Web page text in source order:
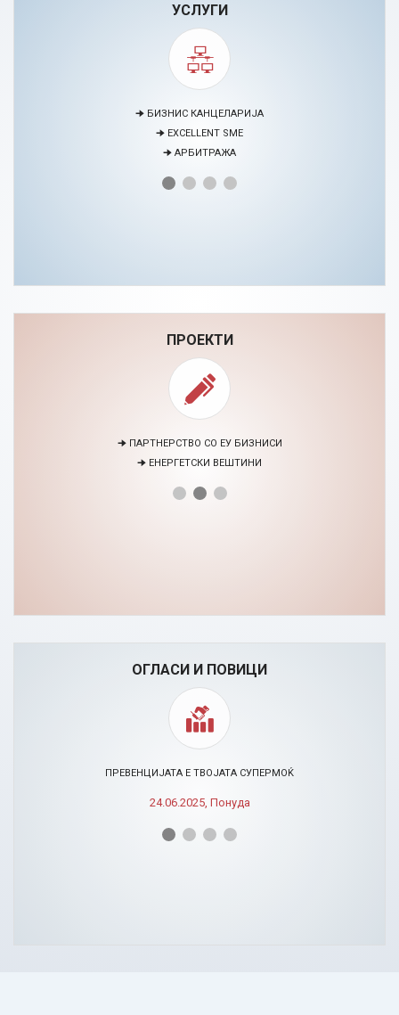
УСЛУГИ
🠊 МЕДИЈАЦИЈА
🠊 ПРОЕКТИ
🠊 ЦЕНТАР ЗА ЕДУКАЦИЈА И РАЗВОЈ НА ЧОВЕЧКИ РЕСУРСИ
ПРОЕКТИ
🠊 ПАРТНЕРСТВО СО ЕУ БИЗНИСИ
🠊 ЕНЕРГЕТСКИ ВЕШТИНИ
ОГЛАСИ И ПОВИЦИ
ПРЕВЕНЦИЈАТА Е ТВОЈАТА СУПЕРМОЌ
24.06.2025, Понуда